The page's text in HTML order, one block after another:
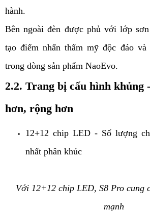
hành.
Bên ngoài đèn được phủ với lớp
tạo điểm nhấn thẩm mỹ độc đáo và
trong dòng sản phẩm NaoEvo.
2.2. Trang bị cấu hình khủng
hơn, rộng hơn
12+12 chip LED - Số lượng
nhất phân khúc
Với 12+12 chip LED, S8 Pro cung
mạnh